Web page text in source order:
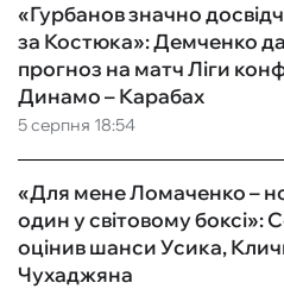
5 серпня 18:54
«Гурбанов значно
за Костюка»: Демченко
прогноз на матч Ліги
Динамо – Карабах
«Для мене Ломаченко –
один у світовому боксі»:
оцінив шанси Усика,
Чухаджяна